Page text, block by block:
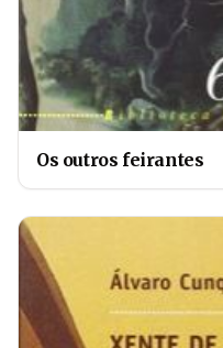
Os outros feirantes